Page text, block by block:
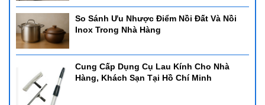
So Sánh Ưu Nhược Điểm Nồi Đất Và Nồi
Inox Trong Nhà Hàng
Cung Cấp Dụng Cụ Lau Kính Cho Nhà
Hàng, Khách Sạn Tại Hồ Chí Minh